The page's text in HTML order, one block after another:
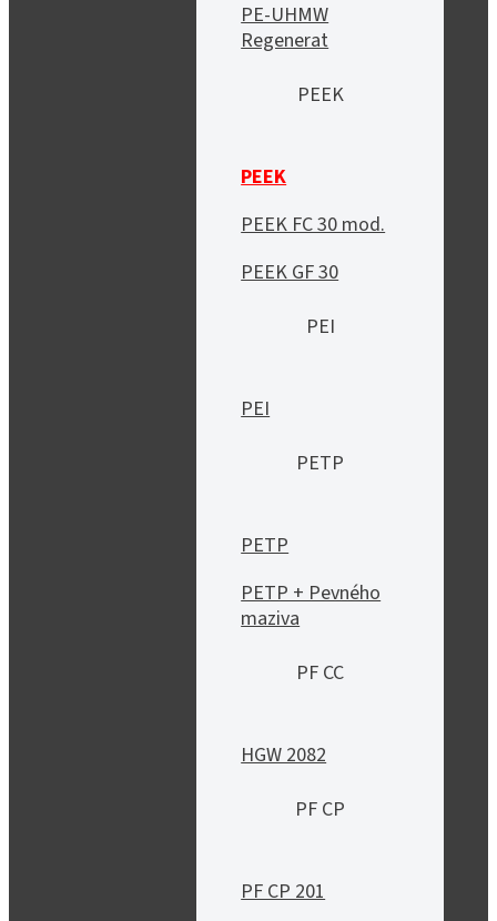
PE-UHMW
Regenerat
PEEK
PEEK
PEEK FC 30 mod.
PEEK GF 30
PEI
PEI
PETP
PETP
PETP + Pevného
maziva
PF CC
HGW 2082
PF CP
PF CP 201